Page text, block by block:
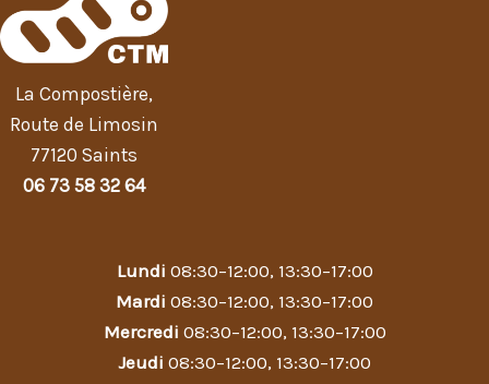
La Compostière,
Route de Limosin
77120 Saints
06 73 58 32 64
Lundi 08:30–12:00, 13:30–17:00
Mardi 08:30–12:00, 13:30–17:00
Mercredi 08:30–12:00, 13:30–17:00
Jeudi 08:30–12:00, 13:30–17:00